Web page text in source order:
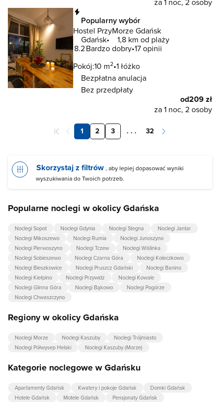
Popularny wybór
Hostel PrzyMorze Gdańsk
Gdańsk
1,8 km od plaży
8.2Bardzo dobry 17 opinii
Pokój:10 m2 1 łóżko
Bezpłatna anulacja
Bez przedpłaty
od209 zł
za 1 noc, 2 osoby
1 2 3 . . . 32
Skorzystaj z filtrów , aby lepiej dopasować wyniki
wyszukiwania do Twoich potrzeb.
Popularne noclegi w okolicy Gdańska
Noclegi Sopot Noclegi Gdynia Noclegi Stegna
Noclegi Jantar
Noclegi Mikoszewo
Noclegi Rumia
Noclegi Junoszyno
Noclegi Pierwoszyno
Noclegi Tczew
Noclegi Wiślinka
Noclegi Sobieszewo
Noclegi Czarna Góra
Noclegi Koleczkowo
Noclegi Bieszkowice
Noclegi Pruszcz Gdański
Noclegi Banino
Noclegi Kiełpino
Noclegi Przywidz
Noclegi Kowale
Noclegi Glinna Góra
Noclegi Bąkowo
Noclegi Pogórze
Noclegi Chwaszczyno
Regiony w okolicy Gdańska
Noclegi Morze Noclegi Kaszuby
Noclegi Trójmiasto
Noclegi Półwysep Helski
Noclegi Kaszuby (Morze)
Kategorie noclegowe w Gdańsku
Apartamenty Gdańsk Kwatery i pokoje Gdańsk
Domki Gdańsk
Hotele Gdańsk
Motele Gdańsk
Pensjonaty Gdańsk